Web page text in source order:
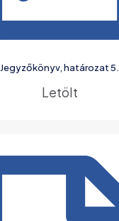
Jegyzőkönyv, határozat 5.
Letölt